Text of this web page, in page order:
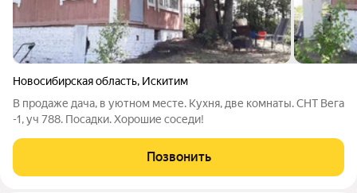
Новосибирская область, Искитим
В продаже дача, в уютном месте. Кухня, две комнаты. СНТ Вега
-1, уч 788. Посадки. Хорошие соседи!
Позвонить